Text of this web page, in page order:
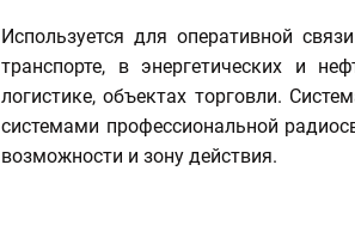
Используется для оперативной
транспорте, в энергетических и
логистике, объектах торговли.
системами профессиональной
возможности и зону действия.